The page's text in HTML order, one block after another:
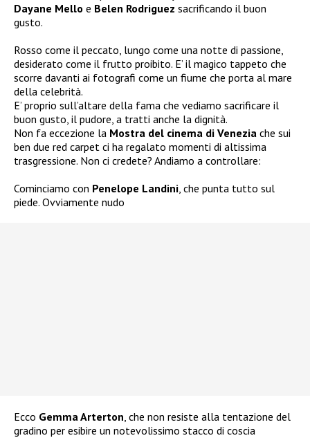
Dayane Mello e Belen Rodriguez sacrificando il buon
gusto.
Rosso come il peccato, lungo come una notte di passione,
desiderato come il frutto proibito. E’ il magico tappeto che
scorre davanti ai fotografi come un fiume che porta al mare
della celebrità.
E’ proprio sull’altare della fama che vediamo sacrificare il
buon gusto, il pudore, a tratti anche la dignità.
Non fa eccezione la Mostra del cinema di Venezia che sui
ben due red carpet ci ha regalato momenti di altissima
trasgressione. Non ci credete? Andiamo a controllare:
Cominciamo con Penelope Landini , che punta tutto sul
piede. Ovviamente nudo
Ecco Gemma Arterton , che non resiste alla tentazione del
gradino per esibire un notevolissimo stacco di coscia